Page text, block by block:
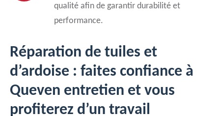
qualité afin de garantir durabilité et
performance.
Réparation de tuiles et
d’ardoise : faites confiance à
Queven entretien et vous
profiterez d’un travail